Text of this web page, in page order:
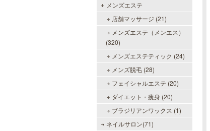
メンズエステ
店舗マッサージ (21)
メンズエステ（メンエス）
(320)
メンズエステティック (24)
メンズ脱毛 (28)
フェイシャルエステ (20)
ダイエット・痩身 (20)
ブラジリアンワックス (1)
ネイルサロン(71)